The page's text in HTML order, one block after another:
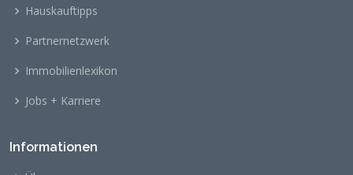
Hauskauftipps
Partnernetzwerk
Immobilienlexikon
Jobs + Karriere
Informationen